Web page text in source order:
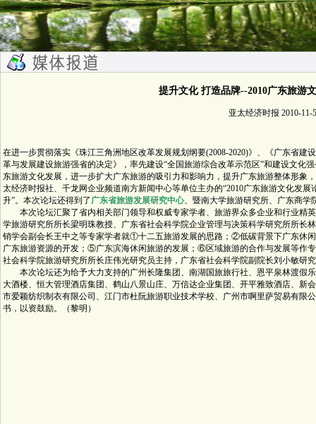
提升文化 打造品牌--2010广东旅游
亚太经济时报 2010-11-5
在进一步贯彻落实《珠江三角洲地区改革发展规划纲要(2008-2020)》、《广东省建
革与发展建设旅游强省的决定》，率先建设“全国旅游综合改革示范区”和建设文化
东旅游文化发展，进一步扩大广东旅游的吸引力和影响力，提升广东旅游整体形象
太经济时报社、千龙网企业频道南方新闻中心等单位主办的“2010广东旅游文化发
升”。本次论坛还得到了 广东省旅游发展研究中心、暨南大学旅游研究所、广东商学
本次论坛汇聚了省内相关部门领导和权威专家学者、旅游界众多企业和行业精
学旅游研究所所长梁明珠教授、广东省社会科学院企业管理与决策科学研究所所长
销学会副会长王中之等专家学者就①十二五旅游发展的思路；②低碳背景下广东休
广东旅游资源的开发；⑤广东滨海休闲旅游的发展；⑥区域旅游的合作与发展等作
社会科学院旅游研究所所长庄伟光研究员主持，广东省社会科学院副院长刘小敏研
本次论坛还为给予大力支持的广州长隆集团、南湖国旅旅行社、恩平泉林渡假
大酒楼、恒大管理酒店集团、鹤山八景山庄、万信达企业集团、开平雅致酒店、新
市爱颖纺织制衣有限公司、江门市杜阮旅游职业技术学校、广州市啊里萨贸易有限
书，以资鼓励。（黎明）